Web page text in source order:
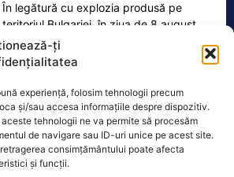
ți
experiență, folosim tehnologii precum
și/sau accesa informațiile despre dispozitiv.
tehnologii ne va permite să procesăm
de navigare sau ID-uri unice pe acest site.
consimțământului poate afecta
și funcții.
În legătură cu explozia produsă pe
teritoriul Bulgariei, în ziua de 8 august,
în jurul orei 08.20, în proximitatea
frontierei[...]